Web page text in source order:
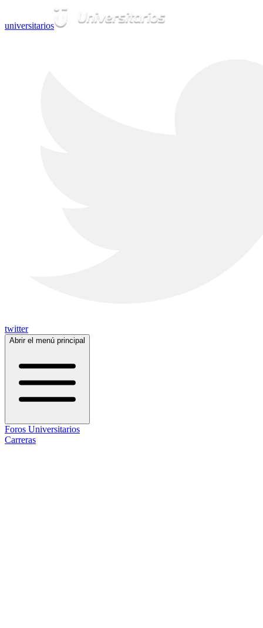
universitarios
twitter
Abrir el menú principal
Foros Universitarios
Carreras